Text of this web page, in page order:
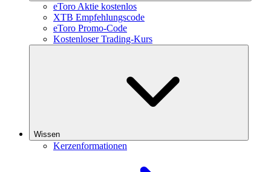
eToro Aktie kostenlos
XTB Empfehlungscode
eToro Promo-Code
Kostenloser Trading-Kurs
Wissen
Kerzenformationen